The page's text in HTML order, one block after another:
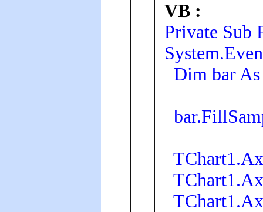
VB :
Private Sub
Dim bar